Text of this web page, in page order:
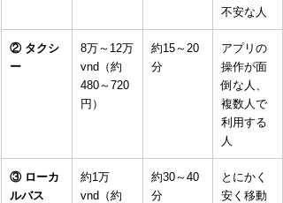
不安な人
② タクシ
ー
8万～12万
vnd（約
480～720
円）
約15～20
分
アプリの
操作が面
倒な人、
複数人で
利用する
人
③ ローカ
ルバス
約1万
vnd（約
約30～40
分
とにかく
安く移動